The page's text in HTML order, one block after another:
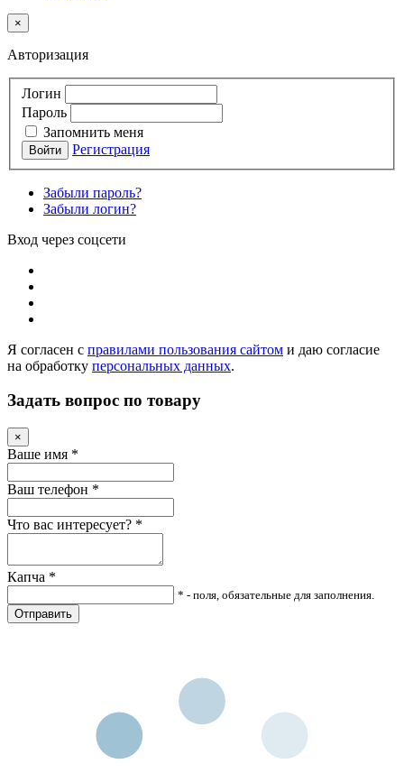
×
Авторизация
Логин
Пароль
Запомнить меня
Регистрация
Забыли пароль?
Забыли логин?
Вход через соцсети
Я согласен с правилами пользования сайтом и даю согласие
на обработку персональных данных.
Задать вопрос по товару
×
Ваше имя *
Ваш телефон *
Что вас интересует? *
Капча *
* - поля, обязательные для заполнения.
Отправить